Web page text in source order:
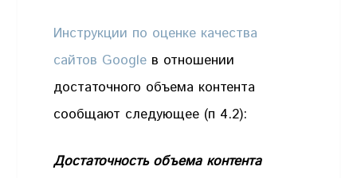
Инструкции по оценке качества
сайтов Google в отношении
достаточного объема контента
сообщают следующее (п 4.2):
Достаточность объема контента